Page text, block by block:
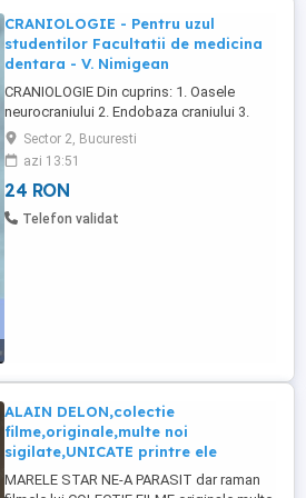
CRANIOLOGIE - Pentru uzul
studentilor Facultatii de medicina
dentara - V. Nimigean
CRANIOLOGIE Din cuprins: 1. Oasele
neurocraniului 2. Endobaza craniului 3.
Oasele viscerocraniului 4. Articulatia
temporomandibulara 5. Configuratia
externa a craniului
Sector 2, Bucuresti
azi 13:51
24 RON
Telefon validat
ALAIN DELON,colectie
filme,originale,multe noi
sigilate,UNICATE printre ele
MARELE STAR NE-A PARASIT dar raman